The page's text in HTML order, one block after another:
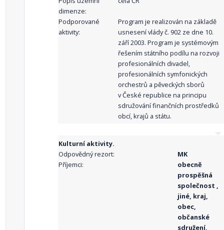
dimenze:
Podporované
aktivity:
Program je realizován na základě
usnesení vlády č. 902 ze dne 10.
září 2003. Program je systémovým
řešením státního podílu na rozvoji
profesionálních divadel,
profesionálních symfonických
orchestrů a pěveckých sborů
v České republice na principu
sdružování finančních prostředků
obcí, krajů a státu.
Kulturní aktivity.
Odpovědný rezort:
MK
Příjemci:
obecně
prospěšná
společnost ,
jiné, kraj,
obec,
občanské
sdružení,